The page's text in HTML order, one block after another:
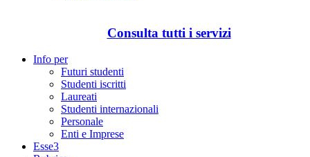
Consulta tutti i servizi
Info per
Futuri studenti
Studenti iscritti
Laureati
Studenti internazionali
Personale
Enti e Imprese
Esse3